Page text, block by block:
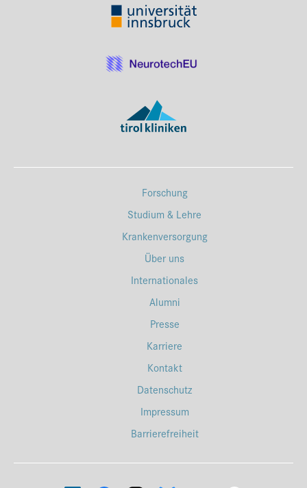
Forschung
Studium & Lehre
Krankenversorgung
Über uns
Internationales
Alumni
Presse
Karriere
Kontakt
Datenschutz
Impressum
Barrierefreiheit